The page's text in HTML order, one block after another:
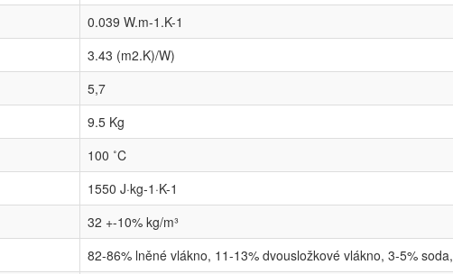
0.039 W.m-1.K-1
3.43 (m2.K)/W)
5,7
9.5 Kg
100 ˚C
1550 J·kg-1·K-1
32 +-10% kg/m³
82-86% lněné vlákno, 11-13% dvousložkové vlákno, 3-5% soda,